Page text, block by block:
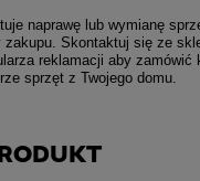
naprawę lub wymianę
zakupu. Skontaktuj się ze
reklamacji aby zamówić
sprzęt z Twojego domu.